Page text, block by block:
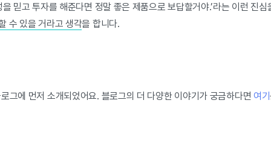
믿고 투자를 해준다면 정말 좋은 제품으로 보답할거야.’라는 이런 진
수 있을 거라고 생각을 합니다.
그에 먼저 소개되었어요. 블로그의 더 다양한 이야기가 궁금하다면 여기